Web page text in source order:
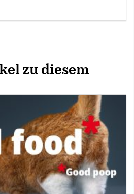
zu diesem